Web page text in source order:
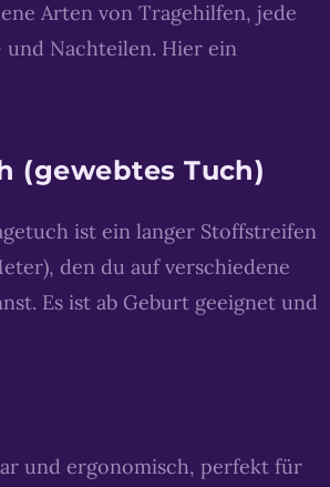
Arten von Tragehilfen, jede
Nachteilen. Hier ein
(gewebtes Tuch)
ist ein langer Stoffstreifen
den du auf verschiedene
Es ist ab Geburt geeignet und
und ergonomisch, perfekt für